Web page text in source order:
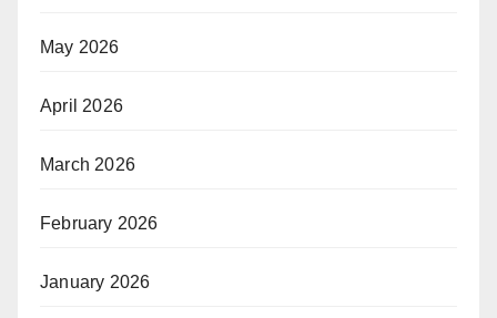
May 2026
April 2026
March 2026
February 2026
January 2026